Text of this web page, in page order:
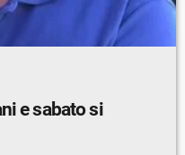
e sabato si